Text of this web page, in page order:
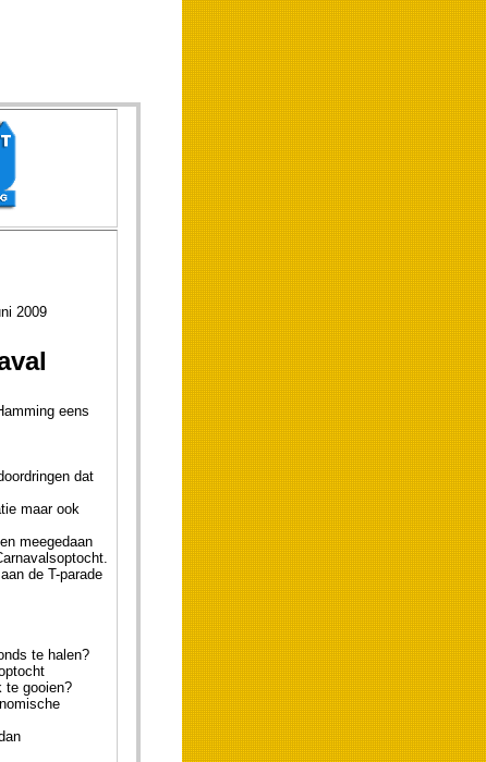
eens
dat
maar ook
meegedaan
de T-parade
te halen?
te gooien?